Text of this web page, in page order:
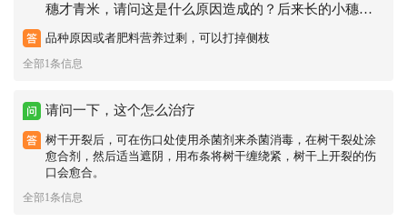
穗才青米，请问这是什么原因造成的？后来长的小穗高
品种原因或者肥料营养过剩，可以打掉侧枝
全部1条信息
请问一下，这个怎么治疗
树干开裂后，可在伤口处使用杀菌剂来杀菌消毒，在树干裂处涂
愈合剂，然后适当遮阴，用布条将树干缠绕紧，树干上开裂的伤
口会愈合。
全部1条信息